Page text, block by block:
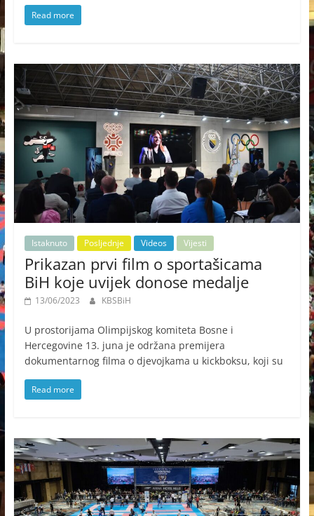
Read more
Istaknuto Posljednje Videos Vijesti
Prikazan prvi film o sportašicama
BiH koje uvijek donose medalje
13/06/2023 KBSBiH
U prostorijama Olimpijskog komiteta Bosne i
Hercegovine 13. juna je održana premijera
dokumentarnog filma o djevojkama u kickboksu, koji su
Read more